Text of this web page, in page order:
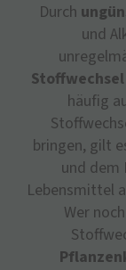
Durch
und
häufig
bringen, gilt
und dem
Lebensmittel
Wer